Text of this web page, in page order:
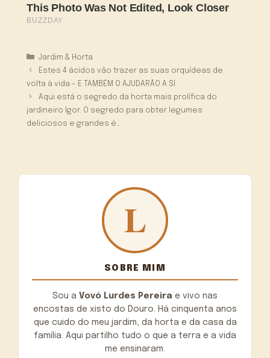
Categorias
Jardim & Horta
Estes 4 ácidos vão trazer as suas orquídeas de
volta à vida – E TAMBÉM O AJUDARÃO A SI
Aqui está o segredo da horta mais prolífica do
jardineiro Igor. O segredo para obter legumes
deliciosos e grandes é…
SOBRE MIM
Sou a Vovó Lurdes Pereira e vivo nas
encostas de xisto do Douro. Há cinquenta anos
que cuido do meu jardim, da horta e da casa da
família. Aqui partilho tudo o que a terra e a vida
me ensinaram.